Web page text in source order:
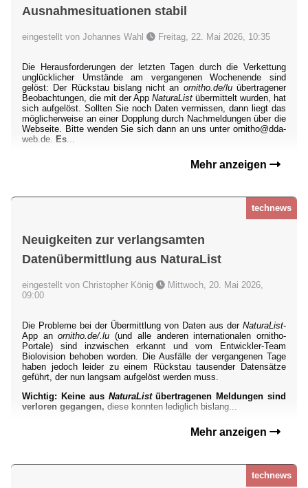
Ausnahmesituationen stabil
eingestellt von Johannes Wahl Freitag, 22. Mai 2026, 10:35
Die Herausforderungen der letzten Tagen durch die Verkettung
unglücklicher Umstände am vergangenen Wochenende sind
gelöst: Der Rückstau bislang nicht an ornitho.de/luübertragener
Beobachtungen, die mit der App NaturaList übermittelt wurden, hat
sich aufgelöst. Sollten Sie noch Daten vermissen, dann liegt das
möglicherweise an einer Dopplung durch Nachmeldungen über die
Webseite. Bitte wenden Sie sich dann an uns unter ornitho@dda-
web.de. Es...
Mehr anzeigen
technews
Neuigkeiten zur verlangsamten
Datenübermittlung aus NaturaList
eingestellt von Christopher König
Mittwoch, 20. Mai 2026,
09:00
Die Probleme bei der Übermittlung von Daten aus der NaturaList-
App anornitho.de/.lu (und alle anderen internationalen ornitho-
Portale) sind inzwischen erkannt und vom Entwickler-Team
Biolovision behoben worden. Die Ausfälle der vergangenen Tage
haben jedoch leider zu einem Rückstau tausender Datensätze
geführt, der nun langsam aufgelöst werden muss.
Wichtig: Keine aus NaturaListübertragenen Meldungen sind
verloren gegangen, diese konnten lediglich bislang...
Mehr anzeigen
technews